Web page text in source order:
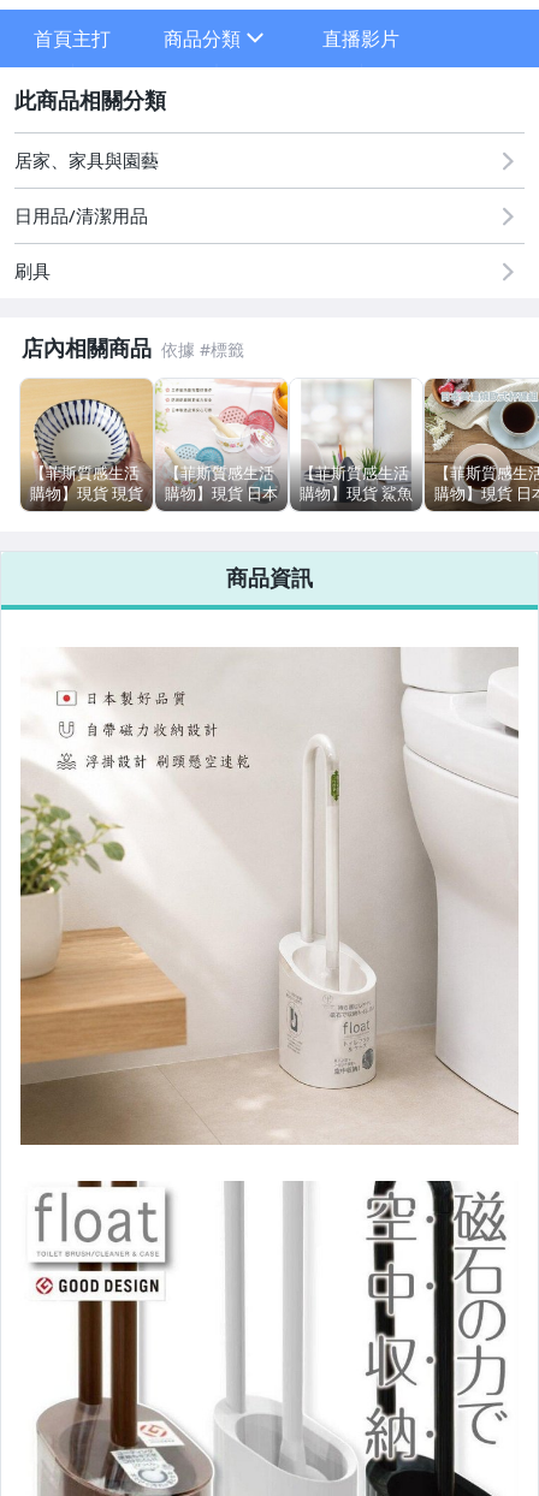
首頁主打 商品分類
日式鍋具/碗盤/叉匙筷/杯
居家清潔相關
居家生活雜物
廚房料理烘焙用具
母嬰幼童相關
3C周邊商品
扭蛋公仔玩具
創意文具系列
咖啡周邊系列
茶壺/茶具
各式包款(手提/側背/便當袋)
毛小孩專區
戶外用品/露營野餐
直播影片
居家、家具與園藝
日用品/清潔用品
刷具
店內相關商品
【菲斯質感生活
購物】現貨 現貨
日本製波佐見燒
繪十草藍白線條
式風格 日本
【菲斯質感生活
購物】現貨 日本
製 Anano cafe
套組 | 研磨器 磨
泥器 食物調理機
【菲斯質感生活
購物】現貨 鯊魚
造型筆筒 大嘴巴
納 筆筒 設計款
桌面收納 文具收
納盒 筆架 化妝
品收納
【菲斯質感生
購物】現貨 日
製 美濃燒 歐式
咖啡杯 馬克杯
廳 咖啡
商品資訊